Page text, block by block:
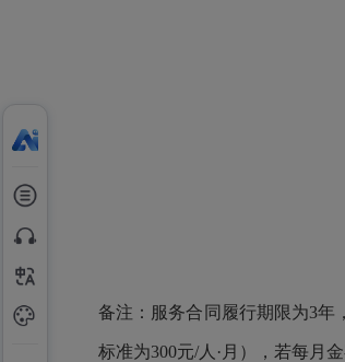
备注： 服务合同履行期限为3年
标准为300元/人·月），若每月